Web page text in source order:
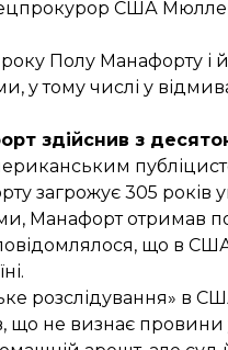
США
Полу Манафорту і
у тому числі у
здійснив з
загрожує 305 років
Манафорт отримав
що в
.
розслідування» в
що не визнає провини